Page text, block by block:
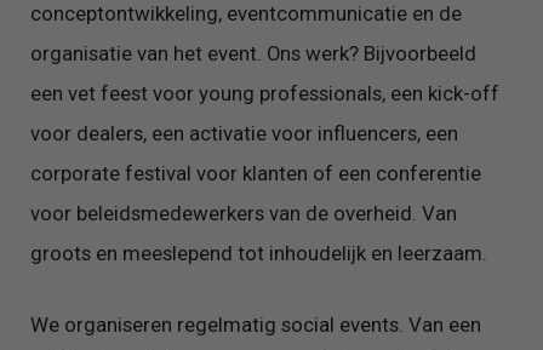
conceptontwikkeling, eventcommunicatie en de
organisatie van het event. Ons werk? Bijvoorbeeld
een vet feest voor young professionals, een kick-off
voor dealers, een activatie voor influencers, een
corporate festival voor klanten of een conferentie
voor beleidsmedewerkers van de overheid. Van
groots en meeslepend tot inhoudelijk en leerzaam.
We organiseren regelmatig social events. Van een